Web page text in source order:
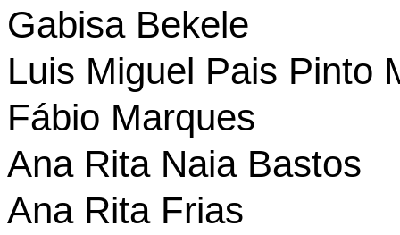
Gabisa Bekele
Luis Miguel Pais Pinto
Fábio Marques
Ana Rita Naia Bastos
Ana Rita Frias